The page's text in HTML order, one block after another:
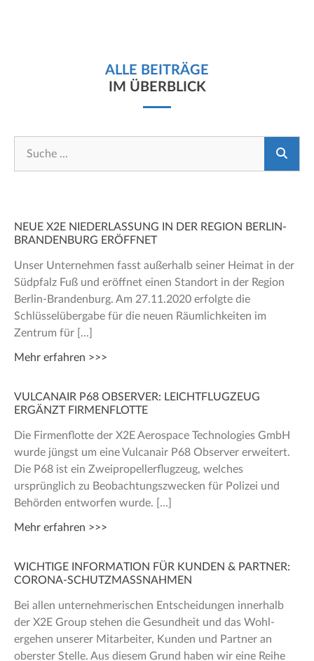
ALLE BEITRÄGE
IM ÜBERBLICK
NEUE X2E NIEDERLASSUNG IN DER REGION BERLIN-
BRANDENBURG ERÖFFNET
Unser Unternehmen fasst außerhalb seiner Heimat in der
Südpfalz Fuß und eröffnet einen Standort in der Region
Berlin-Brandenburg. Am 27.11.2020 erfolgte die
Schlüssel­übergabe für die neuen Räumlichkeiten im
Zentrum für
Mehr erfahren >>>
VULCANAIR P68 OBSERVER: LEICHTFLUGZEUG
ERGÄNZT FIRMENFLOTTE
Die Firmenflotte der X2E Aerospace Technologies GmbH
wurde jüngst um eine Vulcanair P68 Observer erweitert.
Die P68 ist ein Zwei­propeller­­flugzeug, welches
ursprünglich zu Beobachtungs­­zwecken für Polizei und
Behörden entworfen wurde.
Mehr erfahren >>>
WICHTIGE INFORMATION FÜR KUNDEN & PARTNER:
CORONA-SCHUTZMASSNAHMEN
Bei allen unternehmerischen Ent­scheidungen innerhalb
der X2E Group stehen die Gesundheit und das Wohl­
ergehen unserer Mitarbeiter, Kunden und Partner an
oberster Stelle. Aus diesem Grund haben wir eine Reihe